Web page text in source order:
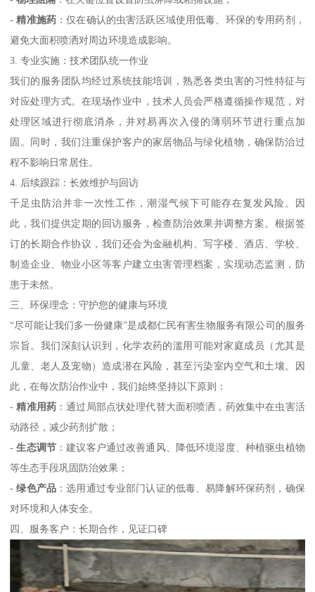
-精准施药 ：仅在确认的虫害活跃区域使用低毒、环保的专用药剂，
避免大面积喷洒对周边环境造成影响。
3. 专业实施：技术团队统一作业
我们的服务团队均经过系统技能培训，熟悉各类虫害的习性特征与
对应处理方式。在现场作业中，技术人员会严格遵循操作规范，对
处理区域进行彻底消杀，并对易再次入侵的薄弱环节进行重点加
固。同时，我们注重保护客户的家居物品与绿化植物，确保防治过
程不影响日常居住。
4. 后续跟踪：长效维护与回访
千足虫防治并非一次性工作，潮湿气候下可能存在复发风险。因
此，我们提供定期的回访服务，检查防治效果并调整方案。根据签
订的长期合作协议，我们还会为金融机构、写字楼、酒店、学校、
制造企业、物业小区等客户建立虫害管理档案，实现动态监测，防
患于未然。
三、环保理念：守护您的健康与环境
“尽可能让我们多一份健康”是成都仁民有害生物服务有限公司的服务
宗旨。我们深刻认识到，化学农药的滥用可能对家庭成员（尤其是
儿童、老人及宠物）造成潜在风险，甚至污染室内空气和土壤。因
此，在每次防治作业中，我们始终坚持以下原则：
-精准用药 ：通过局部点状处理代替大面积喷洒，药效集中在虫害活
动路径，减少药剂扩散；
-生态调节 ：建议客户通过改善通风、降低环境湿度、种植驱虫植物
等生态手段巩固防治效果；
-绿色产品 ：选用通过专业部门认证的低毒、易降解环保药剂，确保
对环境和人体安全。
四、服务客户：长期合作，见证口碑